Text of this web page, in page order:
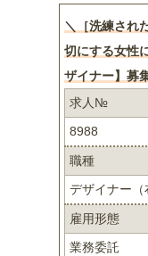
＼［洗練され
切にする女性
ザイナー】募
求人№
8988
職種
デザイナー（
雇用形態
業務委託